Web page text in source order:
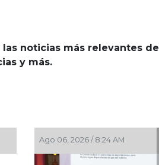
noticias más relevantes del
y más.
Ago 06, 2026 / 8:24 AM